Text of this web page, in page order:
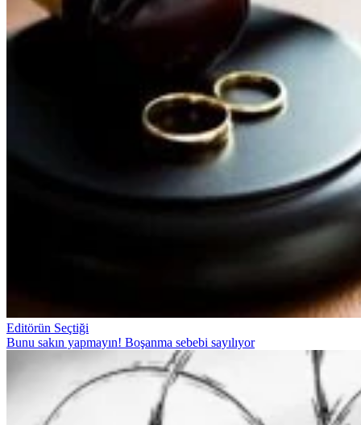
Editörün Seçtiği
Bunu sakın yapmayın! Boşanma sebebi sayılıyor